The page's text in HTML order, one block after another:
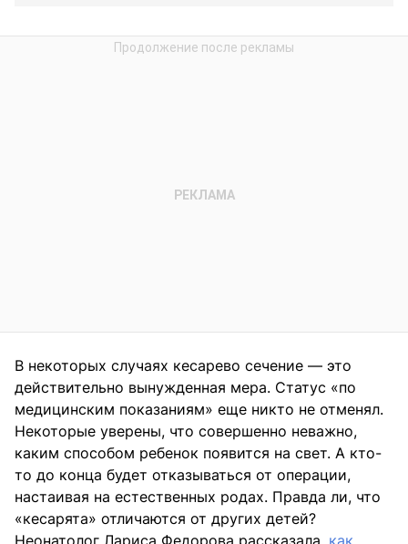
В некоторых случаях кесарево сечение — это
действительно вынужденная мера. Статус «по
медицинским показаниям» еще никто не отменял.
Некоторые уверены, что совершенно неважно,
каким способом ребенок появится на свет. А кто-
то до конца будет отказываться от операции,
настаивая на естественных родах. Правда ли, что
«кесарята» отличаются от других детей?
Неонатолог Лариса Федорова рассказала, как